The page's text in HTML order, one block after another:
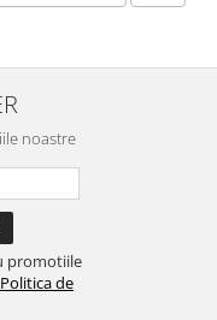
noastre
promotiile
Politica de